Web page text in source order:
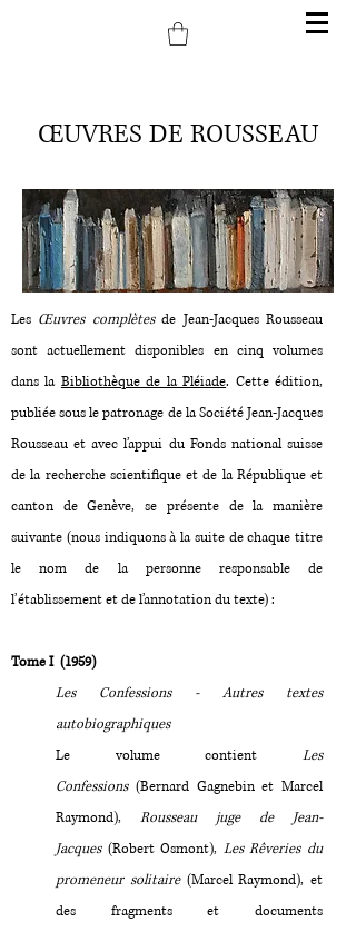
ŒUVRES DE ROUSSEAU
Les Œuvres complètesde Jean-Jacques Rousseau
sont actuellement disponibles en cinq volumes
dans laBibliothèque de la Pléiade. Cette édition,
publiée sous le patronage de la Société Jean-Jacques
Rousseau et avec l’appui du Fonds national suisse
de la recherche scientifique et de la République et
canton de Genève, se présente de la manière
suivante (nous indiquons à la suite de chaque titre
le nom de la personne responsable de
l’établissement et de l’annotation du texte) :
Tome I (1959)
Les Confessions - Autres textes
autobiographiques
Le volume contient Les
Confessions(Bernard Gagnebin et Marcel
Raymond), Rousseau juge de Jean-
Jacques(Robert Osmont), Les Rêveries du
promeneur solitaire(Marcel Raymond), et
des fragments et documents